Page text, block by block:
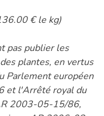
€ le kg)
pas publier les
plantes, en vertus
Parlement européen
et l'Arrêté royal du
2003-05-15/86,